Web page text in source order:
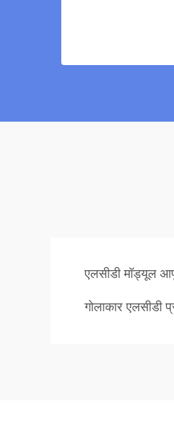
एलसीडी मॉड्यूल
गोलाकार एलसीडी